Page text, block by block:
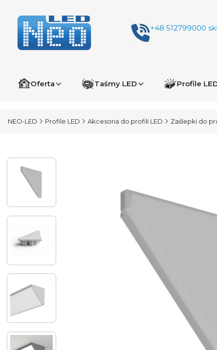
+48 512799000
Oferta Taśmy LED Profile
NEO-LED Profile LED Akcesoria do profili LED Zaślepki do